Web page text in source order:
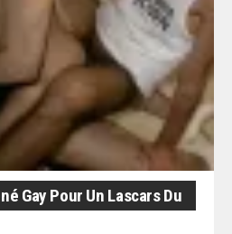
Gay Pour Un Lascars Du